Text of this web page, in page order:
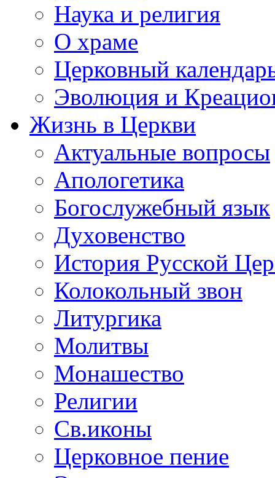
Наука и религия
О храме
Церковный
Эволюция и
Жизнь в Церкви
Актуальные вопросы
Апологетика
Богослужебный язык
Духовенство
История Русской
Колокольный звон
Литургика
Молитвы
Монашество
Религии
Св.иконы
Церковное пение